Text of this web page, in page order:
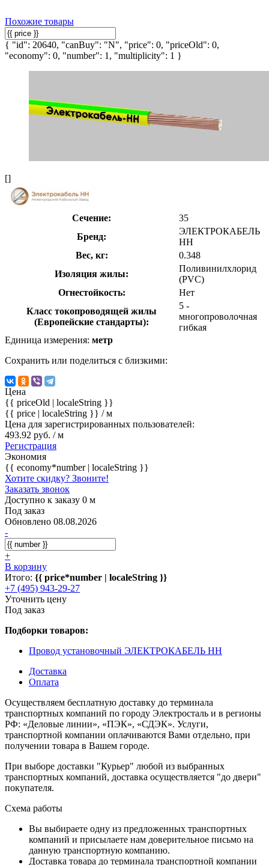
Похожие товары
{ "id": 20640, "canBuy": "N", "price": 0, "priceOld": 0,
"economy": 0, "number": 1, "multiplicity": 1 }
[]
Сечение:
35
Бренд:
ЭЛЕКТРОКАБЕЛЬ
НН
Вес, кг:
0.348
Изоляция жилы:
Поливинилхлорид
(PVC)
Огнестойкость:
Нет
Класс токопроводящей жилы
(Европейские стандарты):
5 -
многопроволочная
гибкая
Единица измерения: метр
Сохранить или поделиться с близкими:
Цена
{{ priceOld | localeString }}
{{ price | localeString }} / м
Цена для зарегистрированных пользователей:
493.92 руб. / м
Регистрация
Экономия
{{ economy*number | localeString }}
Хотите скидку? Звоните!
Заказать звонок
Доступно к заказу 0 м
Под заказ
Обновлено 08.08.2026
-
+
В корзину
Итого: {{ price*number | localeString }}
+7 (495) 943-29-27
Уточнить цену
Под заказ
Подборки товаров:
Провод установочный ЭЛЕКТРОКАБЕЛЬ НН
Доставка
Оплата
Осуществляем бесплатную доставку до терминала
транспортных компаний по городу Электросталь и в регионы
РФ: «Деловые линии», «ПЭК», «СДЭК». Услуги,
транспортной компании оплачиваются Вами отдельно, при
получении товара в Вашем городе.
При выборе доставки "Курьер" любой из выбранных
транспортных компаний, доставка осуществляется "до двери"
покупателя.
Схема работы
Вы выбираете одну из предложенных транспортных
компаний и присылаете нам доверительное письмо на
данную транспортную компанию.
Доставка товара до терминала транспортной компании